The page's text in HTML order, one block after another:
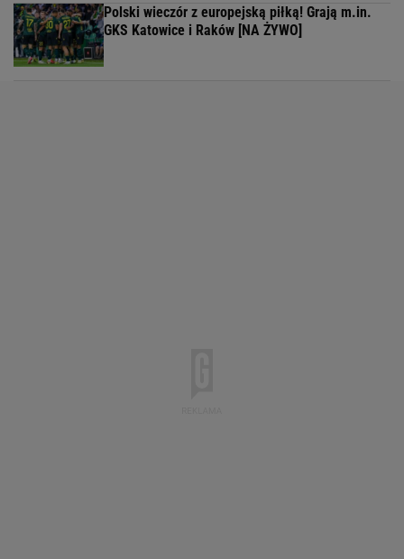
Polski wieczór z europejską piłką! Grają m.in.
GKS Katowice i Raków [NA ŻYWO]